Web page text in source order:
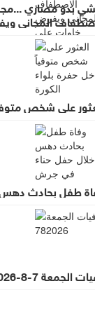
بدو مصاري
المجاني
وغضب واسع لقرار يطرد
على شخص
طفل بحادث
الجمعة 7-8-2026